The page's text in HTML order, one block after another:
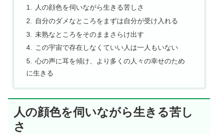
人の顔色を伺いながら生きる苦しさ
自分のダメなところをまずは自分が受け入れる
未熟なところをそのままさらけ出す
この宇宙で存在しなくていい人は一人もいない
心の声に耳を傾け、より多くの人々の幸せのため
に生きる
人の顔色を伺いながら生きる苦し
さ